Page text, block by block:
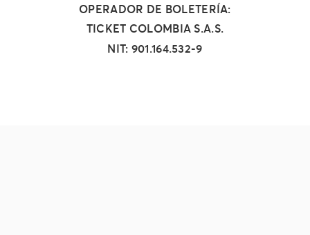
OPERADOR DE BOLETERÍA:
TICKET COLOMBIA S.A.S.
NIT: 901.164.532-9